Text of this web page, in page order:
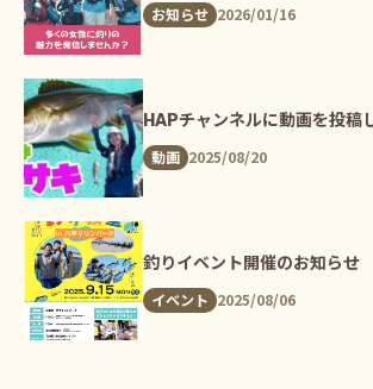
お知らせ 2026/01/16
HAPチャンネルに動画を投稿
動画 2025/08/20
釣りイベント開催のお知らせ
イベント 2025/08/06